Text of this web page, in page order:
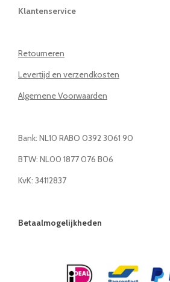
Klantenservice
Retourneren
Levertijd en verzendkosten
Algemene Voorwaarden
Bank: NL10 RABO 0392 3061 90
BTW: NL00 1877 076 B06
KvK: 34112837
Betaalmogelijkheden